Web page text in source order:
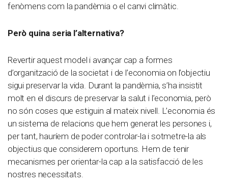
fenòmens com la pandèmia o el canvi climàtic.
Però quina seria l’alternativa?
Revertir aquest model i avançar cap a formes
d’organització de la societat i de l’economia on l’objectiu
sigui preservar la vida. Durant la pandèmia, s’ha insistit
molt en el discurs de preservar la salut i l’economia, però
no són coses que estiguin al mateix nivell. L’economia és
un sistema de relacions que hem generat les persones i,
per tant, hauríem de poder controlar-la i sotmetre-la als
objectius que considerem oportuns. Hem de tenir
mecanismes per orientar-la cap a la satisfacció de les
nostres necessitats.